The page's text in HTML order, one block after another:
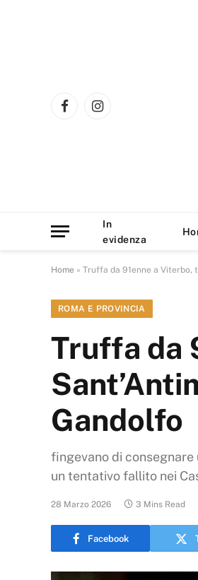
FacebookInstagram
In
evidenza
Home » Truffa da 91enne a Viterbo,
ROMA E PROVINCIA
Truffa da
Gandolfo
fingevano di
un tentativo fallito nei
28 Marzo 2026 3 Mins Read
Facebook